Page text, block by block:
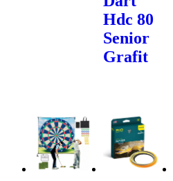
Hdc 80
Senior
Grafit